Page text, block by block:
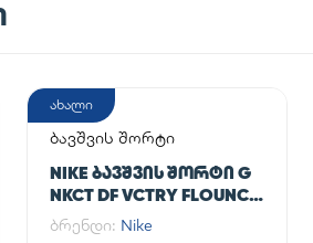
ახალი
ბავშვის შორტი
NIKE ᲑᲐᲕᲨᲕᲘᲡ ᲨᲝᲠᲢᲘ G
NKCT DF VCTRY FLOUNCY
SKRT
ბრენდი: Nike